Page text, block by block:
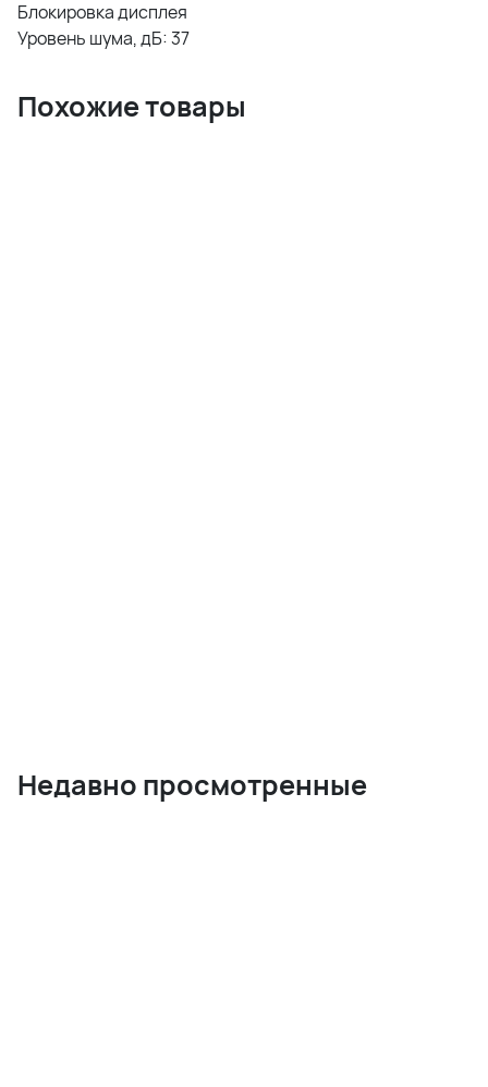
Блокировка дисплея
Уровень шума, дБ: 37
Похожие товары
Недавно просмотренные